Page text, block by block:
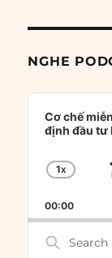
NGHE
Audio
Player
Cơ chế
định đầu tư
RATE
1X
00:00
Search
Episodes